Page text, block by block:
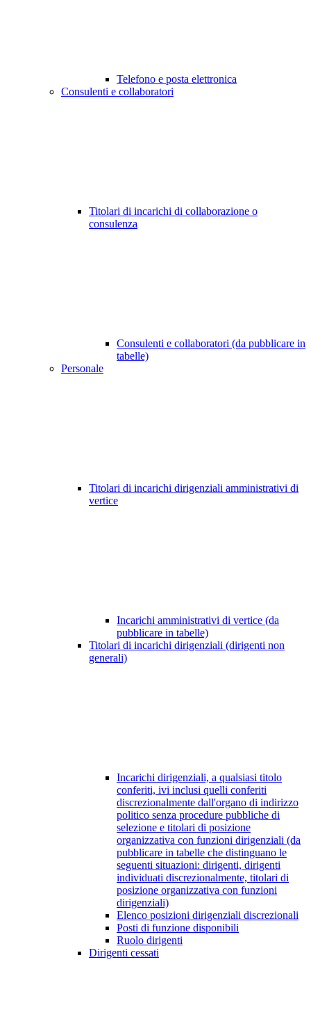
Telefono e posta elettronica
Consulenti e collaboratori
Titolari di incarichi di collaborazione o
consulenza
Consulenti e collaboratori (da pubblicare in
tabelle)
Personale
Titolari di incarichi dirigenziali amministrativi di
vertice
Incarichi amministrativi di vertice (da
pubblicare in tabelle)
Titolari di incarichi dirigenziali (dirigenti non
generali)
Incarichi dirigenziali, a qualsiasi titolo
conferiti, ivi inclusi quelli conferiti
discrezionalmente dall'organo di indirizzo
politico senza procedure pubbliche di
selezione e titolari di posizione
organizzativa con funzioni dirigenziali (da
pubblicare in tabelle che distinguano le
seguenti situazioni: dirigenti, dirigenti
individuati discrezionalmente, titolari di
posizione organizzativa con funzioni
dirigenziali)
Elenco posizioni dirigenziali discrezionali
Posti di funzione disponibili
Ruolo dirigenti
Dirigenti cessati